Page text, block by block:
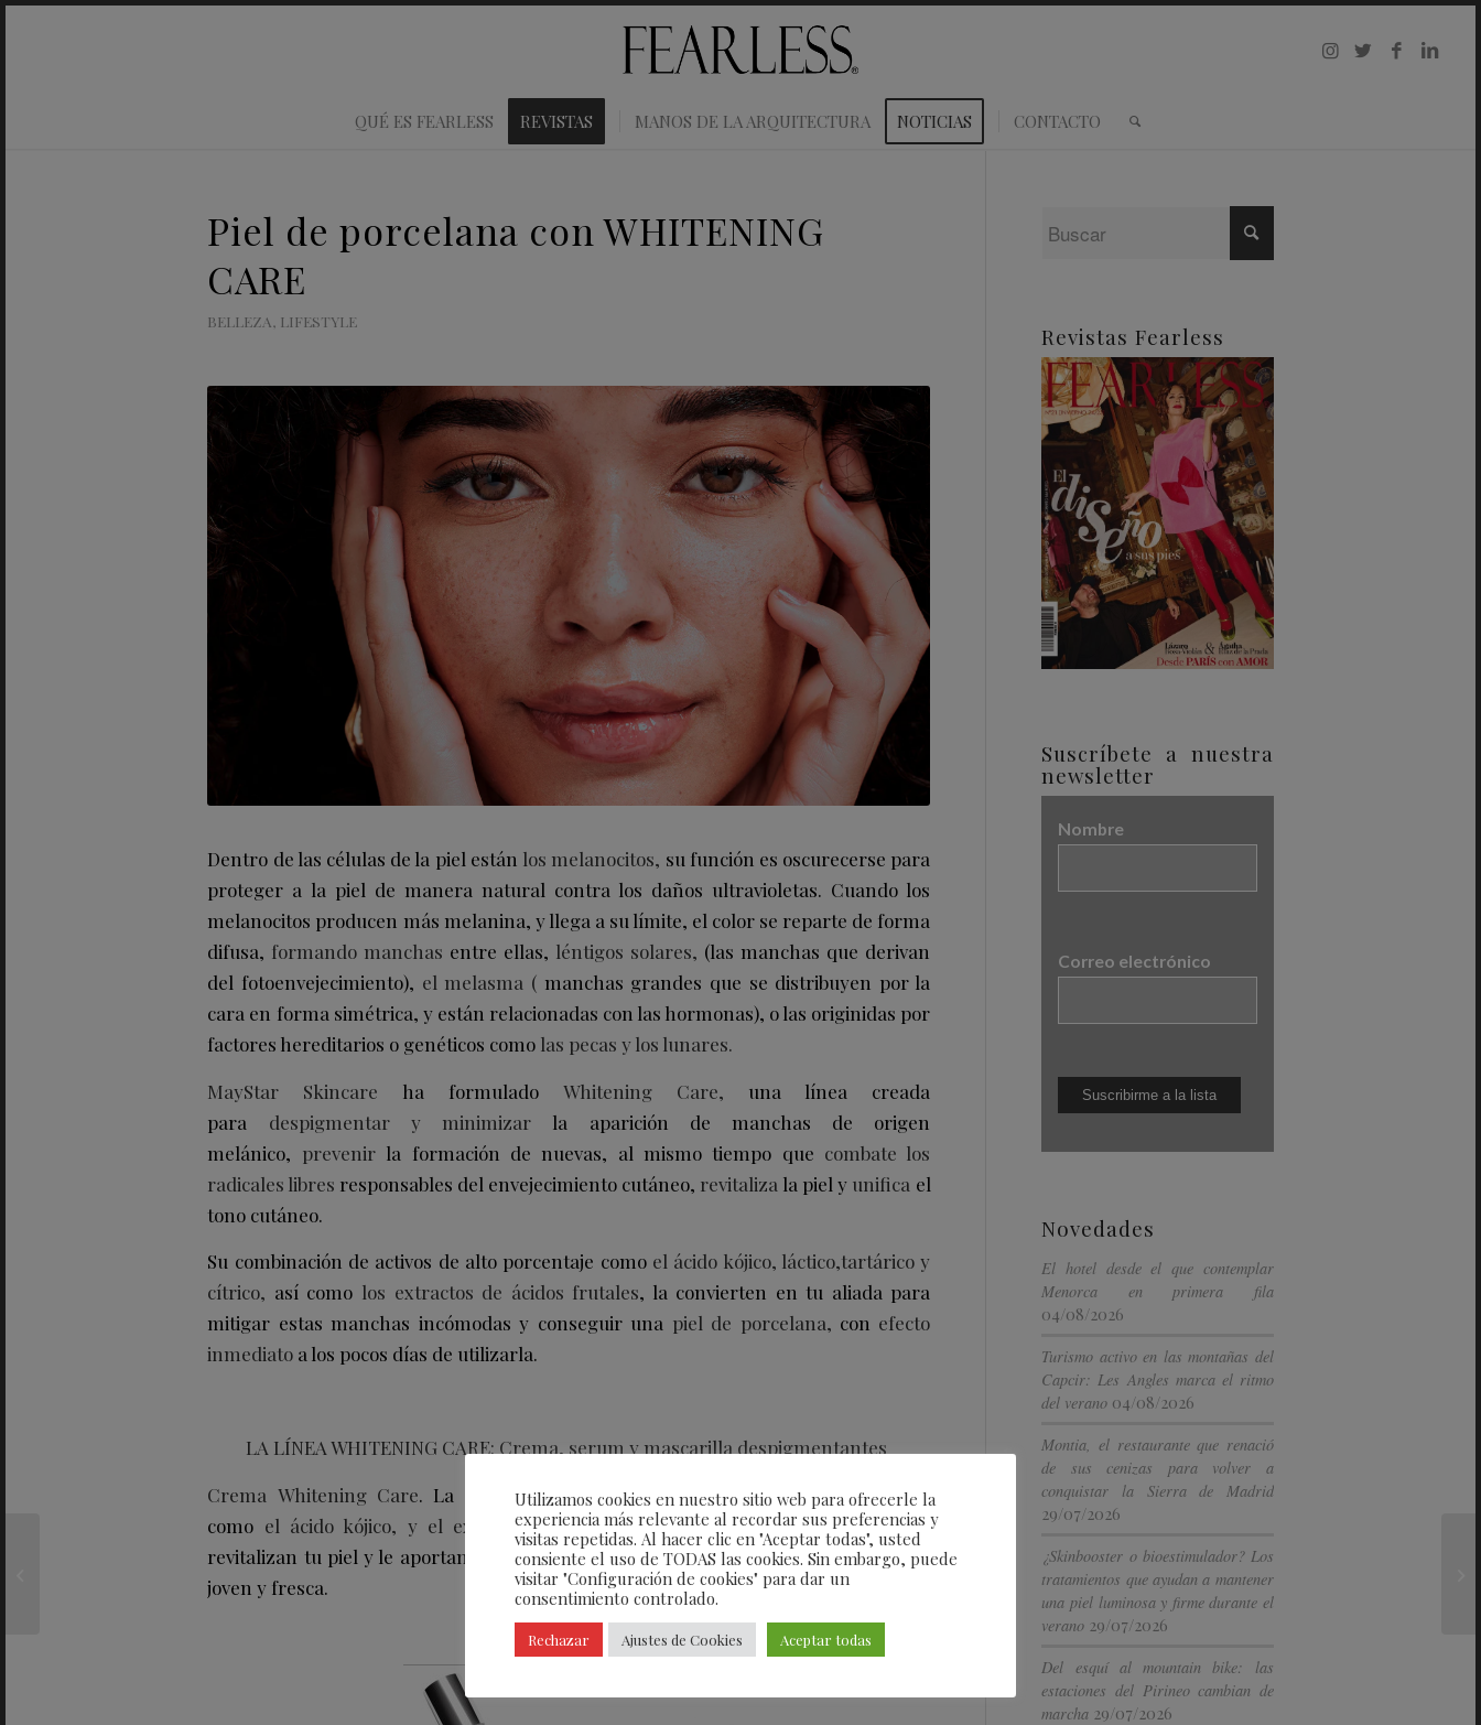
QUÉ ES FEARLESS REVISTAS MANOS DE LA ARQUITECTURA NOTICIAS CONTACTO
Piel de porcelana con WHITENING
CARE
BELLEZA, LIFESTYLE
Dentro de las células de la piel están los melanocitos, su función es oscurecerse para
proteger a la piel de manera natural contra los daños ultravioletas. Cuando los
melanocitos producen más melanina, y llega a su límite, el color se reparte de forma
difusa, formando manchas entre ellas, léntigos solares, (las manchas que derivan
del fotoenvejecimiento), el melasma (manchas grandes que se distribuyen por la
cara en forma simétrica, y están relacionadas con las hormonas), o las originidas por
factores hereditarios o genéticos como las pecas y los lunares.
MayStar Skincare ha formuladoWhitening Care, una línea creada
para despigmentar y minimizar la aparición de manchas de origen
melánico, prevenirla formación de nuevas, al mismo tiempo que combate los
radicales libres responsables del envejecimiento cutáneo, revitaliza la piel y unifica el
tono cutáneo.
Su combinación de activos de alto porcentaje como el ácido kójico, láctico,tartárico y
cítrico, así como los extractos de ácidos frutales, la convierten en tu aliada para
mitigar estas manchas incómodas y conseguir una piel de porcelana, con efecto
inmediato a los pocos días de utilizarla.
LA LÍNEA WHITENING CARE: Crema, serum y mascarilla despigmentantes
Crema Whitening Care. La excelente acción de los principios despigmentantes
como el ácido kójico, y el extracto de mandarina satsuma,eliminan manchas,
revitalizan tu piel y le aportan las vitaminas esenciales que necesita para estar más
joven y fresca.
Revistas Fearless
Suscríbete a nuestra
newsletter
Nombre
Correo electrónico
Novedades
El hotel desde el que contemplar
Menorca en primera fila
04/08/2026
Turismo activo en las montañas del
Capcir: Les Angles marca el ritmo
del verano 04/08/2026
Montia, el restaurante que renació
de sus cenizas para volver a
conquistar la Sierra de Madrid
29/07/2026
¿Skinbooster o bioestimulador? Los
tratamientos que ayudan a mantener
una piel luminosa y firme durante el
verano 29/07/2026
Del esquí al mountain bike: las
estaciones del Pirineo cambian de
marcha 29/07/2026
Utilizamos cookies en nuestro sitio web para ofrecerle la
experiencia más relevante al recordar sus preferencias y
visitas repetidas. Al hacer clic en "Aceptar todas", usted
consiente el uso de TODAS las cookies. Sin embargo, puede
visitar "Configuración de cookies" para dar un
consentimiento controlado.
Rechazar Ajustes de Cookies Aceptar todas